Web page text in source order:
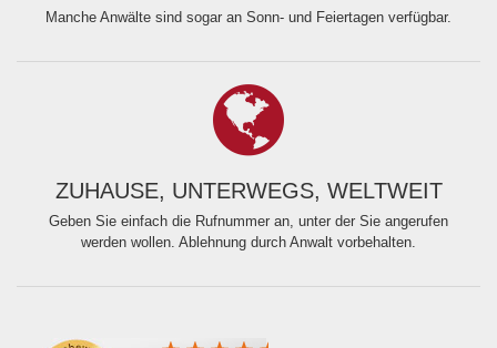
Manche Anwälte sind sogar an Sonn- und Feiertagen verfügbar.
ZUHAUSE, UNTERWEGS, WELTWEIT
Geben Sie einfach die Rufnummer an, unter der Sie angerufen
werden wollen. Ablehnung durch Anwalt vorbehalten.